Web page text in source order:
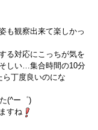
も観察出来て楽しかっ
る対応にこっちが気を
しい…集合時間の10分
丁度良いのにな
(^ー゜)
すね
催
ログ
せ